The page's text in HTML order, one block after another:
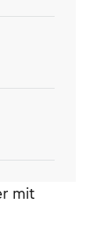
mit